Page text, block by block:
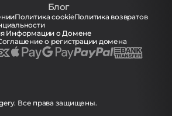
Блог
Политика cookieПолитика возвратов
Информации о Домене
о регистрации домена
Все права защищены.